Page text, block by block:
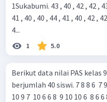
1Sukabumi. 43 , 40 , 42 , 42 , 43 , 44 , 41 , 44 , 43 , 42 , 42 , 43 ,
41 , 40 , 40 , 44 , 41 , 40 , 42 ,
4...
1 5.0
Berikut data nilai PAS kelas
berjumlah 40 siswi. 7 8 8 6 ​ 7 9 10 8 ​ 8 8 8 7 ​ 7 8 7 9 ​ 9 9 6 6 ​ 10